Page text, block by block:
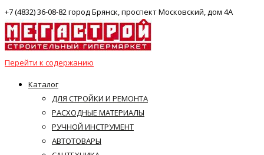
+7 (4832) 36-08-82 город Брянск, проспект Московский, дом 4А
Перейти к содержанию
Каталог
ДЛЯ СТРОЙКИ И РЕМОНТА
РАСХОДНЫЕ МАТЕРИАЛЫ
РУЧНОЙ ИНСТРУМЕНТ
АВТОТОВАРЫ